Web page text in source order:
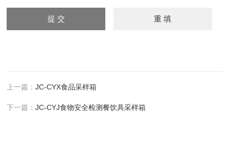
上一篇：JC-CYX食品采样箱
下一篇：JC-CYJ食物安全检测餐饮具采样箱